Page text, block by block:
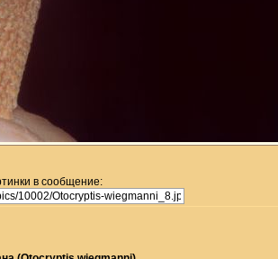
в сообщение: